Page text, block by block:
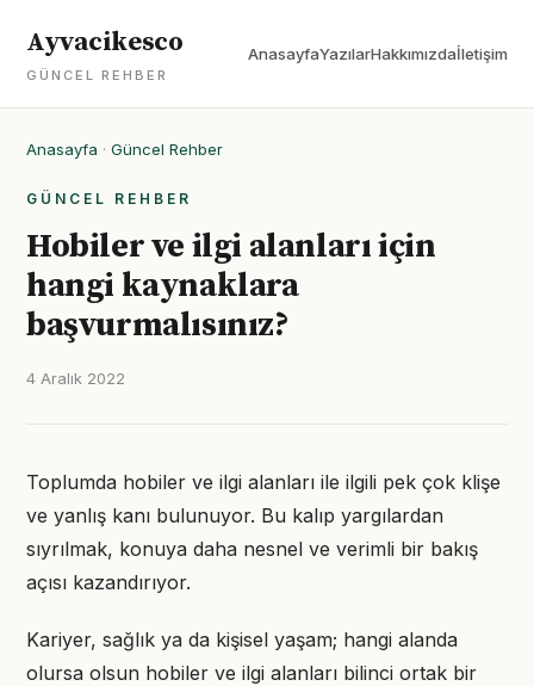
Ayvacikesco
GÜNCEL REHBER
AnasayfaYazılarHakkımızdaİletişim
Anasayfa · Güncel Rehber
GÜNCEL REHBER
Hobiler ve ilgi alanları için
hangi kaynaklara
başvurmalısınız?
4 Aralık 2022
Toplumda hobiler ve ilgi alanları ile ilgili pek çok klişe
ve yanlış kanı bulunuyor. Bu kalıp yargılardan
sıyrılmak, konuya daha nesnel ve verimli bir bakış
açısı kazandırıyor.
Kariyer, sağlık ya da kişisel yaşam; hangi alanda
olursa olsun hobiler ve ilgi alanları bilinci ortak bir